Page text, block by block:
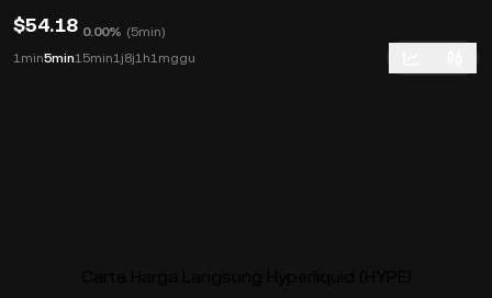
$54.18 0.00% (5min)
1min5min15min1j8j1h1mggu